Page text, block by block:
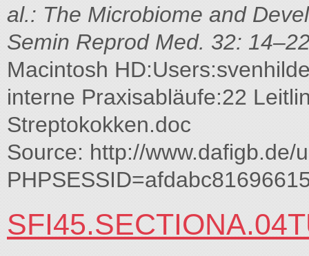
al.: The Microbiome and
Semin Reprod Med. 32:
Macintosh
interne Praxisabläufe:22
Streptokokken.doc
Source: http://www.dafigb.de/